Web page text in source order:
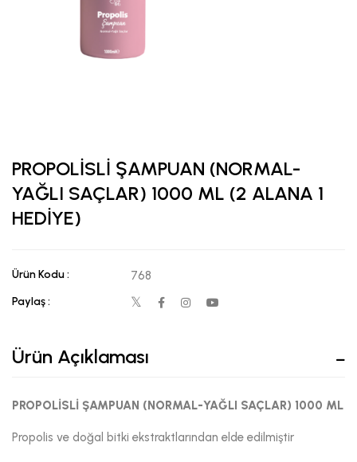
PROPOLİSLİ ŞAMPUAN (NORMAL-
YAĞLI SAÇLAR) 1000 ML (2 ALANA 1
HEDİYE)
Ürün Kodu : 768
Paylaş :
Ürün Açıklaması
PROPOLİSLİ ŞAMPUAN (NORMAL-YAĞLI SAÇLAR) 1000 ML
Propolis ve doğal bitki ekstraktlarından elde edilmiştir